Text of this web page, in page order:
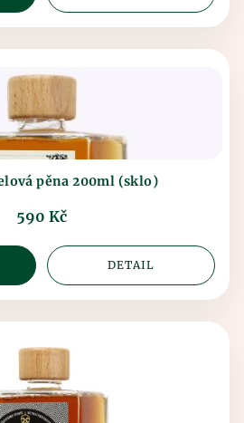
pěna 200ml (sklo)
590 Kč
DETAIL